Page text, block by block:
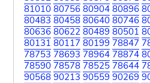
81010 80756 80904 80896
80483 80458 80640 80746
80636 80622 80489 80501
80131 80117 80199 78847
78753 78693 78964 78874
78590 78578 78525 78644
90568 90213 90559 90269